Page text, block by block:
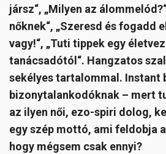
jársz“, „Milyen az
nőknek“, „Szeresd és fogadd
vagy!“, „Tuti tippek egy
tanácsadótól“. Hangzatos
sekélyes tartalommal. Instant
bizonytalankodóknak – mert
az ilyen női, ezo-spiri dolog,
egy szép mottó, ami feldobja
hogy mégsem csak ennyi?